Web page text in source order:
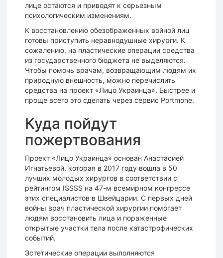
лице остаются и приводят к серьезным
психологическим изменениям.
К восстановлению обезображенных войной лиц
готовы приступить неравнодушные хирурги. К
сожалению, на пластические операции средства
из государственного бюджета не выделяются.
Чтобы помочь врачам, возвращающим людям их
природную внешность, можно перечислить
средства на проект «Лицо Украинца». Быстрее и
проще всего это сделать через сервис Portmone.
Куда пойдут
пожертвования
Проект «Лицо Украинца» основан Анастасией
Игнатьевой, которая в 2017 году вошла в 50
лучших молодых хирургов в соответствии с
рейтингом ISSSS на 47-м всемирном конгрессе
этих специалистов в Швейцарии. С первых дней
войны врач пластической хирургии помогает
людям восстановить лица и пораженные
открытые участки тела после катастрофических
событий.
Эстетические операции выполняются